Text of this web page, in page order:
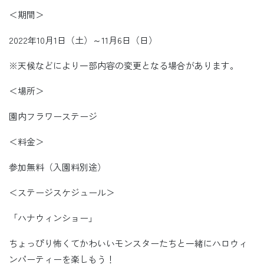
＜期間＞
2022年10月1日（土）～11月6日（日）
※天候などにより一部内容の変更となる場合があります。
＜場所＞
園内フラワーステージ
＜料金＞
参加無料（入園料別途）
＜ステージスケジュール＞
「ハナウィンショー」
ちょっぴり怖くてかわいいモンスターたちと一緒にハロウィ
ンパーティーを楽しもう！